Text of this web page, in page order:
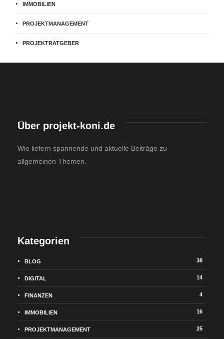
IMMOBILIEN
PROJEKTMANAGEMENT
PROJEKTRATGEBER
Über projekt-koni.de
Wie liefern spannende und aktuelle Beiträge zu
allgemeinen Themen.
Kategorien
BLOG 38
DIGITAL 14
FINANZEN 4
IMMOBILIEN 16
PROJEKTMANAGEMENT 25